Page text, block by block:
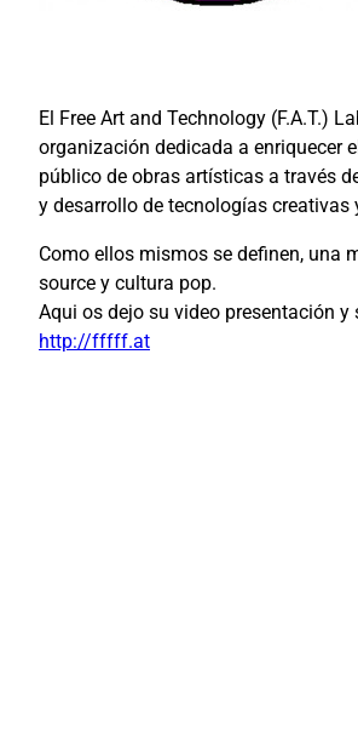
El Free Art and Technology (F.A.T.)
organización dedicada a enriquecer
público de obras artísticas a través
y desarrollo de tecnologías creativas
Como ellos mismos se definen, una
source y cultura pop.
Aqui os dejo su video presentación y
http://fffff.at